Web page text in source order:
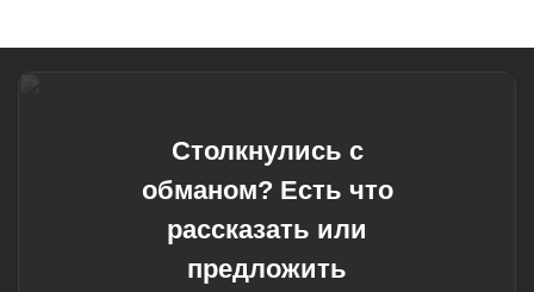
Столкнулись с
обманом? Есть что
рассказать или
предложить